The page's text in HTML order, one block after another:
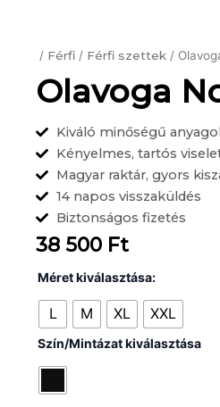
/ Férfi / Férfi szettek /
Olavoga
Kiváló minőségű
Kényelmes, tartós
Magyar raktár, gyors
14 napos visszaküldés
Biztonságos fizetés
38 500 Ft
Méret kiválasztása:
L M XL XXL
Szín/Mintázat kiválasztása
Olavoga
mennyiség